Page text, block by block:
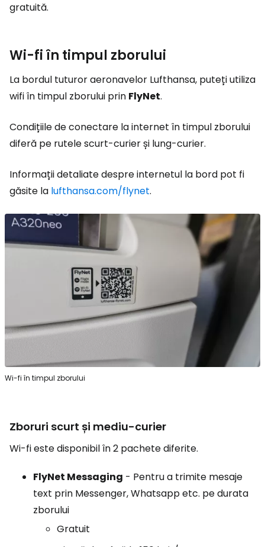
gratuită.
Wi-fi în timpul zborului
La bordul tuturor aeronavelor Lufthansa, puteți utiliza
wifi în timpul zborului prin FlyNet.
Condițiile de conectare la internet în timpul zborului
diferă pe rutele scurt-curier și lung-curier.
Informații detaliate despre internetul la bord pot fi
găsite la lufthansa.com/flynet.
Wi-fi în timpul zborului
Zboruri scurt și mediu-curier
Wi-fi este disponibil în 2 pachete diferite.
FlyNet Messaging - Pentru a trimite mesaje
text prin Messenger, Whatsapp etc. pe durata
zborului
Gratuit